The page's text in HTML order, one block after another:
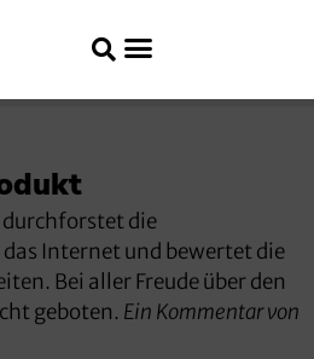
die
Internet und bewertet die
Bei aller Freude über den
geboten. Ein Kommentar von